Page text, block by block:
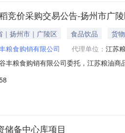
竞价采购交易公告-扬州市广
｜扬州市｜广陵区 食品饮品
货物
粮食购销有限公司 代理单位： 江苏
丰粮食购销有限公司委托，江苏粮油
场”参与交易。二、标的基本情况采
储备中心库项目